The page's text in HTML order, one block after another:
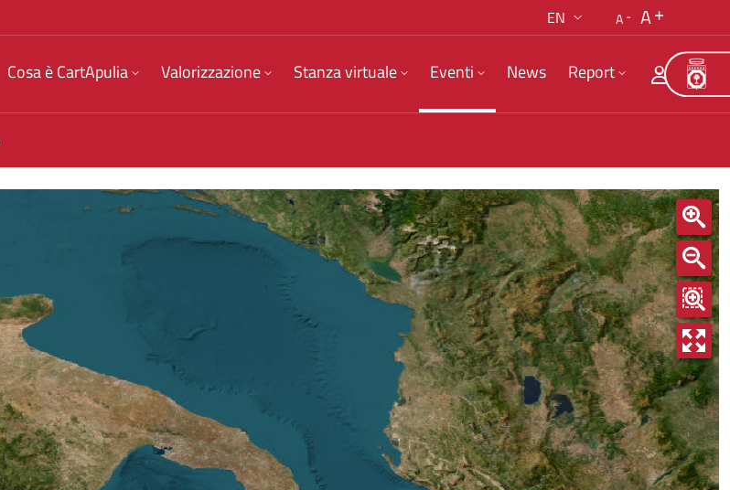
EN A A
Cosa è CartApulia Valorizzazione Stanza virtuale Eventi News Report